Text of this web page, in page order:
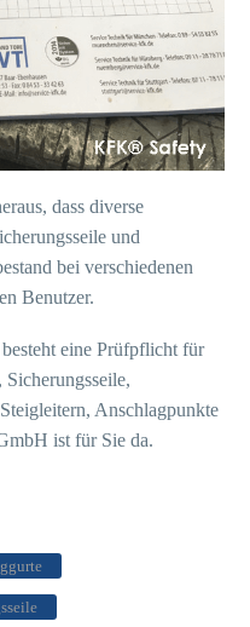
dass diverse
und
bei verschiedenen
Benutzer.
eine Prüfpflicht für
Anschlagpunkte
ist für Sie da.